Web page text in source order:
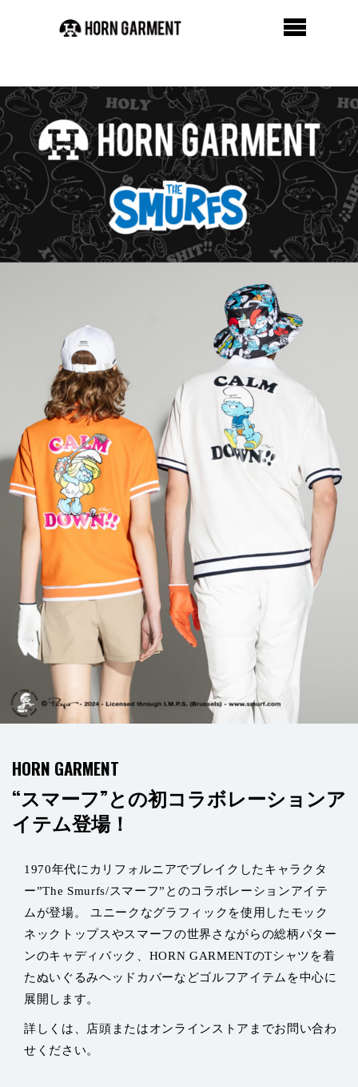
HORN GARMENT
“スマーフ”との初コラボレーションア
イテム登場！
1970年代にカリフォルニアでブレイクしたキャラクタ
ー”The Smurfs/スマーフ”とのコラボレーションアイテ
ムが登場。 ユニークなグラフィックを使用したモック
ネックトップスやスマーフの世界さながらの総柄パター
ンのキャディバック、HORN GARMENTのTシャツを着
たぬいぐるみヘッドカバーなどゴルフアイテムを中心に
展開します。
詳しくは、店頭またはオンラインストアまでお問い合わ
せください。